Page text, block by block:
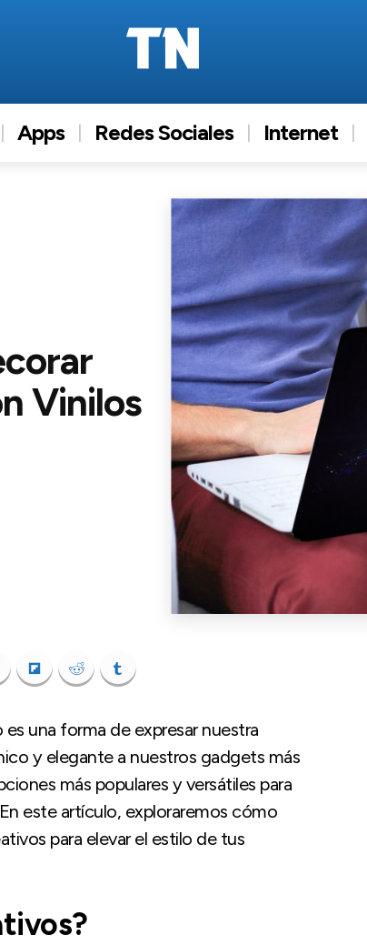
Apps Redes Sociales Internet
Vinilos
una forma de expresar nuestra
y elegante a nuestros gadgets más
más populares y versátiles para
este artículo, exploraremos cómo
para elevar el estilo de tus